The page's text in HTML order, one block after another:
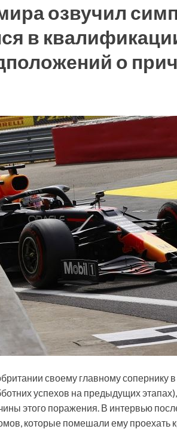
озвучил
в
о
своему главному сопернику в
успехов на предыдущих
этого поражения. В интервью
которые помешали ему проехать